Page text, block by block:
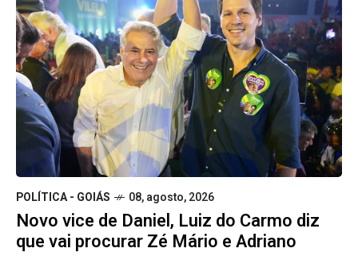
POLÍTICA - GOIÁS 08, agosto, 2026
Novo vice de Daniel, Luiz do Carmo diz
que vai procurar Zé Mário e Adriano